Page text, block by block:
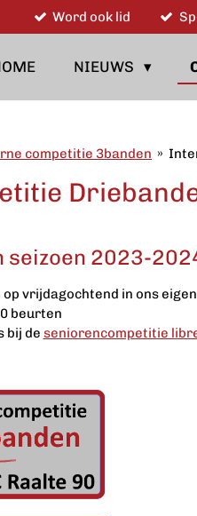
Word ook lid
NIEUWS
competitie 3banden »
seizoen 2023-
vrijdagochtend in ons
beurten
bij de seniorencompetitie